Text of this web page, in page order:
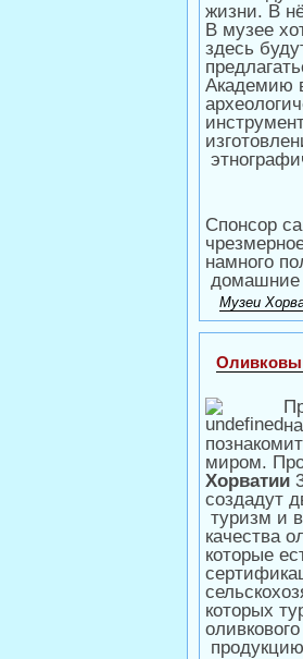
жизни. В
В музее
здесь
Академию
Спонсор
намного
домашние
Музеи
миром.
Хорватии
создадут
туризм и
качества
которые
которых